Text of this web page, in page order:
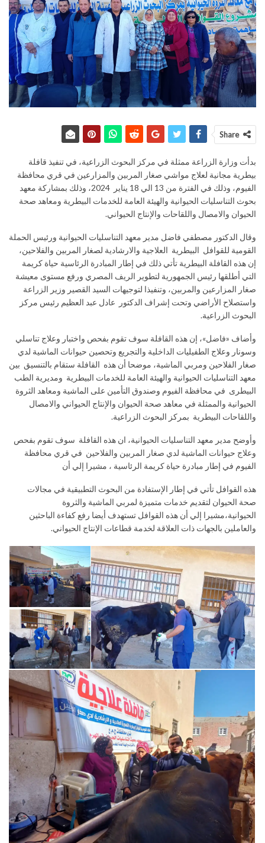
Share
بدأت وزارة الزراعة ممثلة في مركز البحوث الزراعية، في تنفيذ قافلة
بيطرية مجانية لعلاج مواشي صغار المربين والمزارعين في قري محافظة
الفيوم، وذلك في الفترة من 13 الي 18 يناير 2024، وذلك بمشاركة معهد
بحوث التناسليات الحيوانية والهيئة العامة للخدمات البيطرية ومعاهد صحة
الحيوان والامصال واللقاحات والإنتاج الحيواني.
وقال الدكتور مصطفي فاضل مدير معهد التناسليات الحيوانية ورئيس الحملة
القومية للقوافل البيطرية العلاجية والارشادية لصغار المربين والفلاحين،
إن هذه القافلة البيطرية تأتي ذلك في إطار المبادرة الرئاسية حياة كريمة
التي أطلقها رئيس الجمهورية لتطوير الريف المصري ورفع مستوى معيشة
صغار المزارعين والمربين، وتنفيذا لتوجيهات السيد القصير وزير الزراعة
واستصلاح الأراضي وتحت إشراف الدكتور عادل عبد العظيم رئيس مركز
البحوث الزراعية.
وأضاف «فاضل»، إن هذه القافلة سوف تقوم بفحص واختبار وعلاج تناسلي
وسونار وعلاج الطفيليات الداخلية والتجريع وتحصين حيوانات الماشية لدي
صغار الفلاحين ومربي الماشية، موضحا أن هذه القافلة ستقام بالتنسيق بين
معهد التناسليات الحيوانية والهيئة العامة للخدمات البيطرية ومديرية الطب
البيطرى في محافظة الفيوم وصندوق التأمين على الماشية ومعاهد الثروة
الحيوانية والممثلة في معاهد صحة الحيوان والإنتاج الحيواني والامصال
واللقاحات البيطرية بمركز البحوث الزراعية.
وأوضح مدير معهد التناسليات الحيوانية، ان هذه القافلة سوف تقوم بفحص
وعلاج حيوانات الماشية لدي صغار المربين والفلاحين في قري محافظة
الفيوم في إطار مبادرة حياة كريمة الرئاسية ، مشيرا إلي أن
هذه القوافل تأتي في إطار الإستفادة من البحوث التطبيقية في مجالات
صحة الحيوان لتقديم خدمات متميزة لمربي الماشية والثروة
الحيوانية،مشيرا إلي أن هذه القوافل تستهدف أيضا رفع كفاءة الباحثين
والعاملين بالجهات ذات العلاقة لخدمة قطاعات الإنتاج الحيواني.